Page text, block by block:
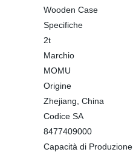
Wooden Case
Specifiche
2t
Marchio
MOMU
Origine
Zhejiang, China
Codice SA
8477409000
Capacità di Produzione